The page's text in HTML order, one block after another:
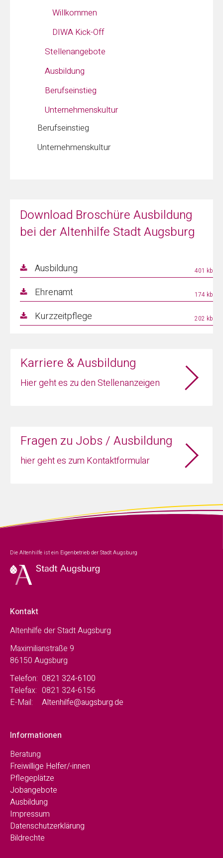
Willkommen
DIWA Kick-Off
Stellenangebote
Ausbildung
Berufseinstieg
Unternehmenskultur
Berufseinstieg
Unternehmenskultur
Download Broschüre Ausbildung
bei der Altenhilfe Stadt Augsburg
401 kb
Ausbildung
174 kb
Ehrenamt
202 kb
Kurzzeitpflege
Karriere & Ausbildung
Hier geht es zu den Stellenanzeigen
Fragen zu Jobs / Ausbildung
hier geht es zum Kontaktformular
Die Altenhilfe ist ein Eigenbetrieb der Stadt Augsburg
Kontakt
Altenhilfe der Stadt Augsburg
Maximilianstraße 9
86150 Augsburg
Telefon: 0821 324-6100
Telefax: 0821 324-6156
E-Mail:
Altenhilfe@augsburg.de
Informationen
Beratung
Freiwillige Helfer/-innen
Pflegeplätze
Jobangebote
Ausbildung
Impressum
Datenschutzerklärung
Bildrechte